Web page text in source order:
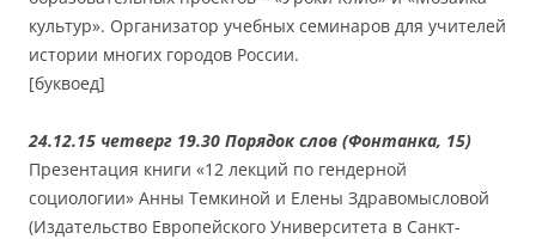
культур». Организатор учебных семинаров для учителей
истории многих городов России.
[буквоед]
24.12.15 четверг 19.30 Порядок слов (Фонтанка, 15)
Презентация книги «12 лекций по гендерной
социологии» Анны Темкиной и Елены Здравомысловой
(Издательство Европейского Университета в Санкт-